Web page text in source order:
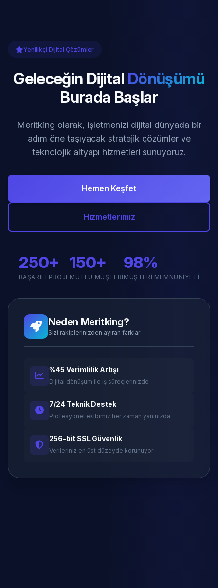
Yenilikçi Dijital Çözümler
Geleceğin Dijital Dönüşümü
Burada Başlar
Meritking olarak, işletmenizi dijital dünyada bir
adım öne taşıyacak stratejik çözümler ve
teknolojik altyapı hizmetleri sunuyoruz.
Hemen Keşfet
Hizmetlerimiz
250+
BAŞARILI PROJE
150+
MUTLU MÜŞTERI
98%
MÜŞTERI MEMNUNIYETI
Neden Meritking?
Sizi rakiplerinizden ayıran farklar
%45 Verimlilik Artışı
Dijital dönüşüm ile iş süreçlerinizde
7/24 Teknik Destek
Profesyonel ekibimiz her zaman yanınızda
256-bit SSL Güvenlik
Verileriniz en üst düzeyde korunuyor